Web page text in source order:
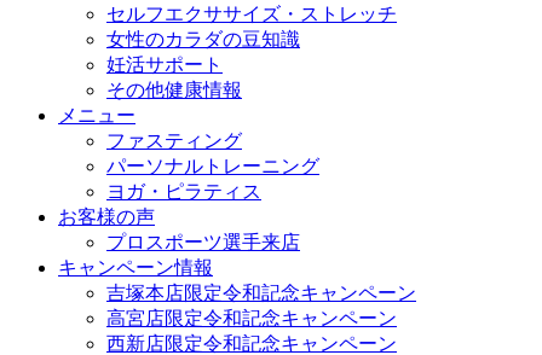
セルフエクササイズ・ストレッチ
女性のカラダの豆知識
妊活サポート
その他健康情報
メニュー
ファスティング
パーソナルトレーニング
ヨガ・ピラティス
お客様の声
プロスポーツ選手来店
キャンペーン情報
吉塚本店限定令和記念キャンペーン
高宮店限定令和記念キャンペーン
西新店限定令和記念キャンペーン